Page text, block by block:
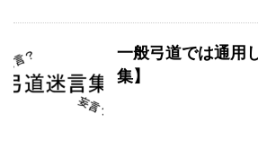
一般弓道では通用
集】